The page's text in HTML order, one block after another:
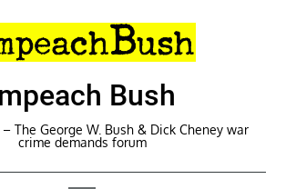
Bush
The George W. Bush & Dick Cheney war
crime demands forum